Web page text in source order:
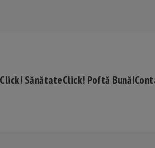
Click! SănătateClick! Poftă Bună!